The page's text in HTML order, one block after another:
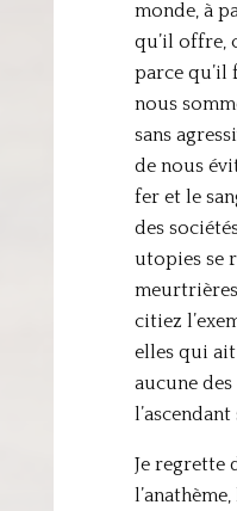
monde, à
qu’il offre,
parce qu’il
nous
sans
de nous
fer et le
des
utopies se
citiez
elles qui
aucune
Je regrette